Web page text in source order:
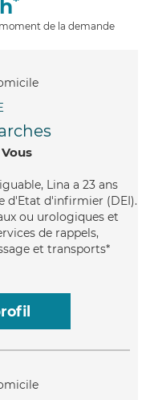
de la demande
Lina a 23 ans
d'Etat d'infirmier (DEI).
ou urologiques et
de rappels,
et transports*